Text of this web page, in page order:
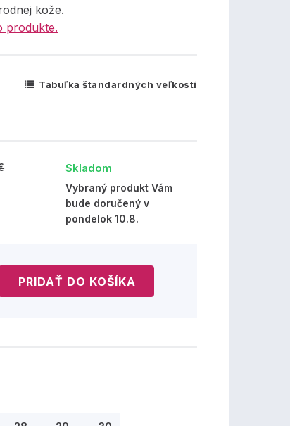
kože.
produkte.
Tabuľka štandardných veľkostí
Skladom
Vybraný produkt Vám
bude doručený v
pondelok 10.8.